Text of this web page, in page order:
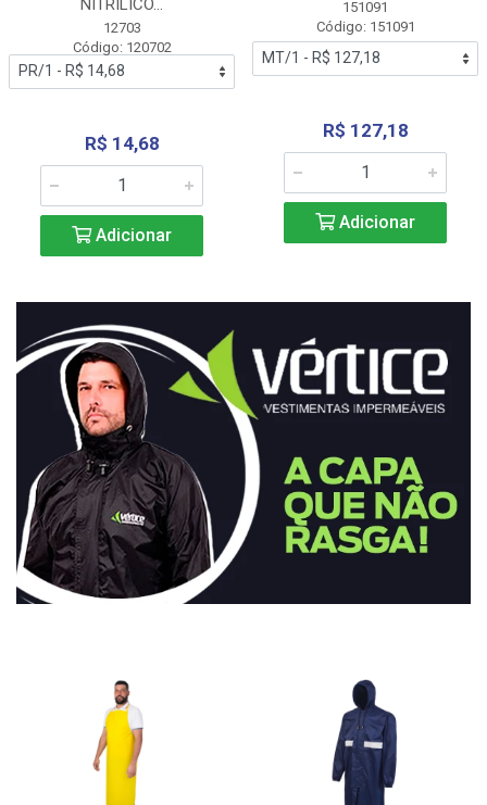
NITRÍLICO...
12703
Código: 120702
R$ 14,68
Adicionar
151091
Código: 151091
R$ 127,18
Adicionar